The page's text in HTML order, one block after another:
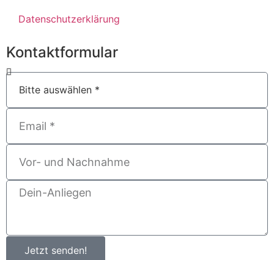
Datenschutzerklärung
Kontaktformular
Jetzt senden!